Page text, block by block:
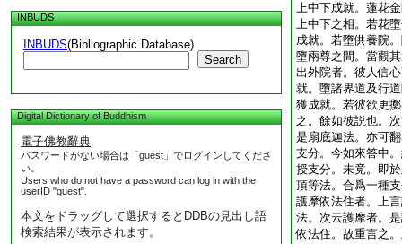
INBUDS
INBUDS(Bibliographic Database)
Search
Digital Dictionary of Buddhism
電子佛教辭典
パスワードがない場合は「guest」でログインしてくださ
い。
Users who do not have a password can log in with the
userID "guest".
本文をドラッグして選択するとDDBの見出し語
検索結果が表示されます。
上中下成就。蓮花
上中下之相。若花
成就。若墮供養院
墮兩尊之間。當觀
出外院者。彼人信
就。墮諸界道及行
獲成就。若彼欲更
之。餘如彼説也。
是扇底迦法。亦可
支分。今如來答中
授支分。未竟。即
頂等法。合爲一種
護摩依法住者。上
法。次云護摩者。
依法住。故重言之